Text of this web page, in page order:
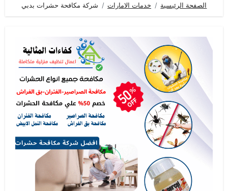
الصفحة الرئيسية خدمات الامارات شركة مكافحة حشرات بدبي